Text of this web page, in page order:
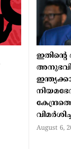
ഇതിന്റെ
August 6,